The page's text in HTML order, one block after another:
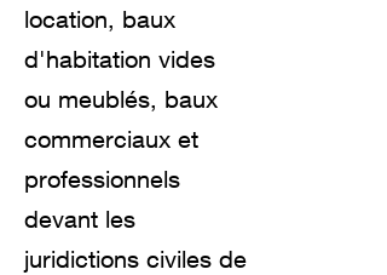
location, baux
d'habitation vides
ou meublés, baux
commerciaux et
professionnels
devant les
juridictions civiles de